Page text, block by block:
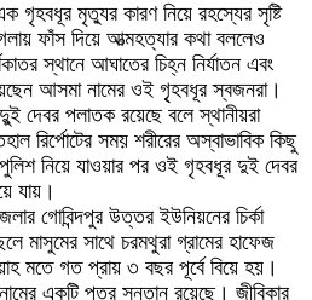
গৃহবধূর মৃত্যুর কারণ নিয়ে রহস্যের সৃষ্টি
ফাঁস দিয়ে আত্মহত্যার কথা বললেও
স্থানে আঘাতের চিহ্ন নির্যাতন এবং
আসমা নামের ওই গৃৃহবধূর স্বজনরা।
দেবর পলাতক রয়েছে বলে স্থানীয়রা
রির্পোটের সময় শরীরের অস্বাভাবিক কিছু
নিয়ে যাওয়ার পর ওই গৃহবধূর দুই দেবর
যায়।
গোবিন্দপুর উত্তর ইউনিয়নের চির্কা
মাসুমের সাথে চরমথুরা গ্রামের হাফেজ
মতে গত প্রায় ৩ বছর পূর্বে বিয়ে হয়।
একটি পুত্র সন্তান রয়েছে। জীবিকার